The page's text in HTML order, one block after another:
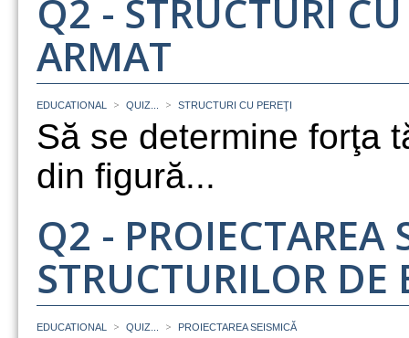
Q2 - STRUCTURI
ARMAT
EDUCATIONAL > QUIZ... > STRUCTURI CU PEREŢI
Să se determine forţa
din figură...
Q2 - PROIECTAREA
STRUCTURILOR
EDUCATIONAL > QUIZ... > PROIECTAREA SEISMICĂ